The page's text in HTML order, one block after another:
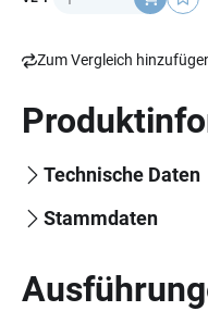
Zum Vergleich
Technische Daten
Stammdaten